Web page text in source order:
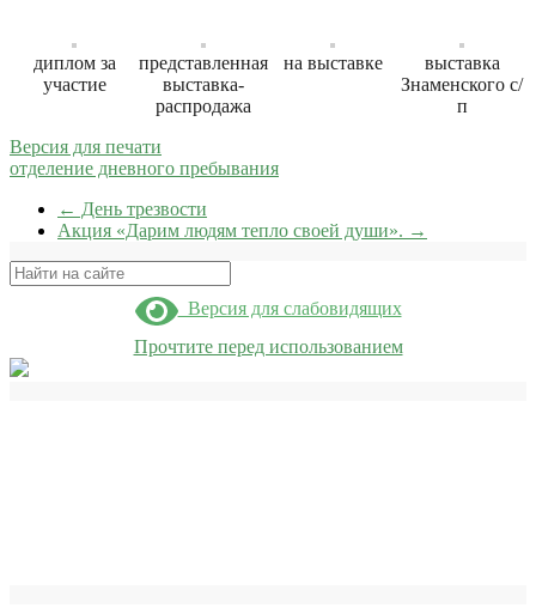
диплом за
участие
представленная
выставка-
распродажа
на выставке
выставка
Знаменского с/
п
Версия для печати
отделение дневного пребывания
← День трезвости
Акция «Дарим людям тепло своей души». →
Поиск
Версия для слабовидящих
Прочтите перед использованием